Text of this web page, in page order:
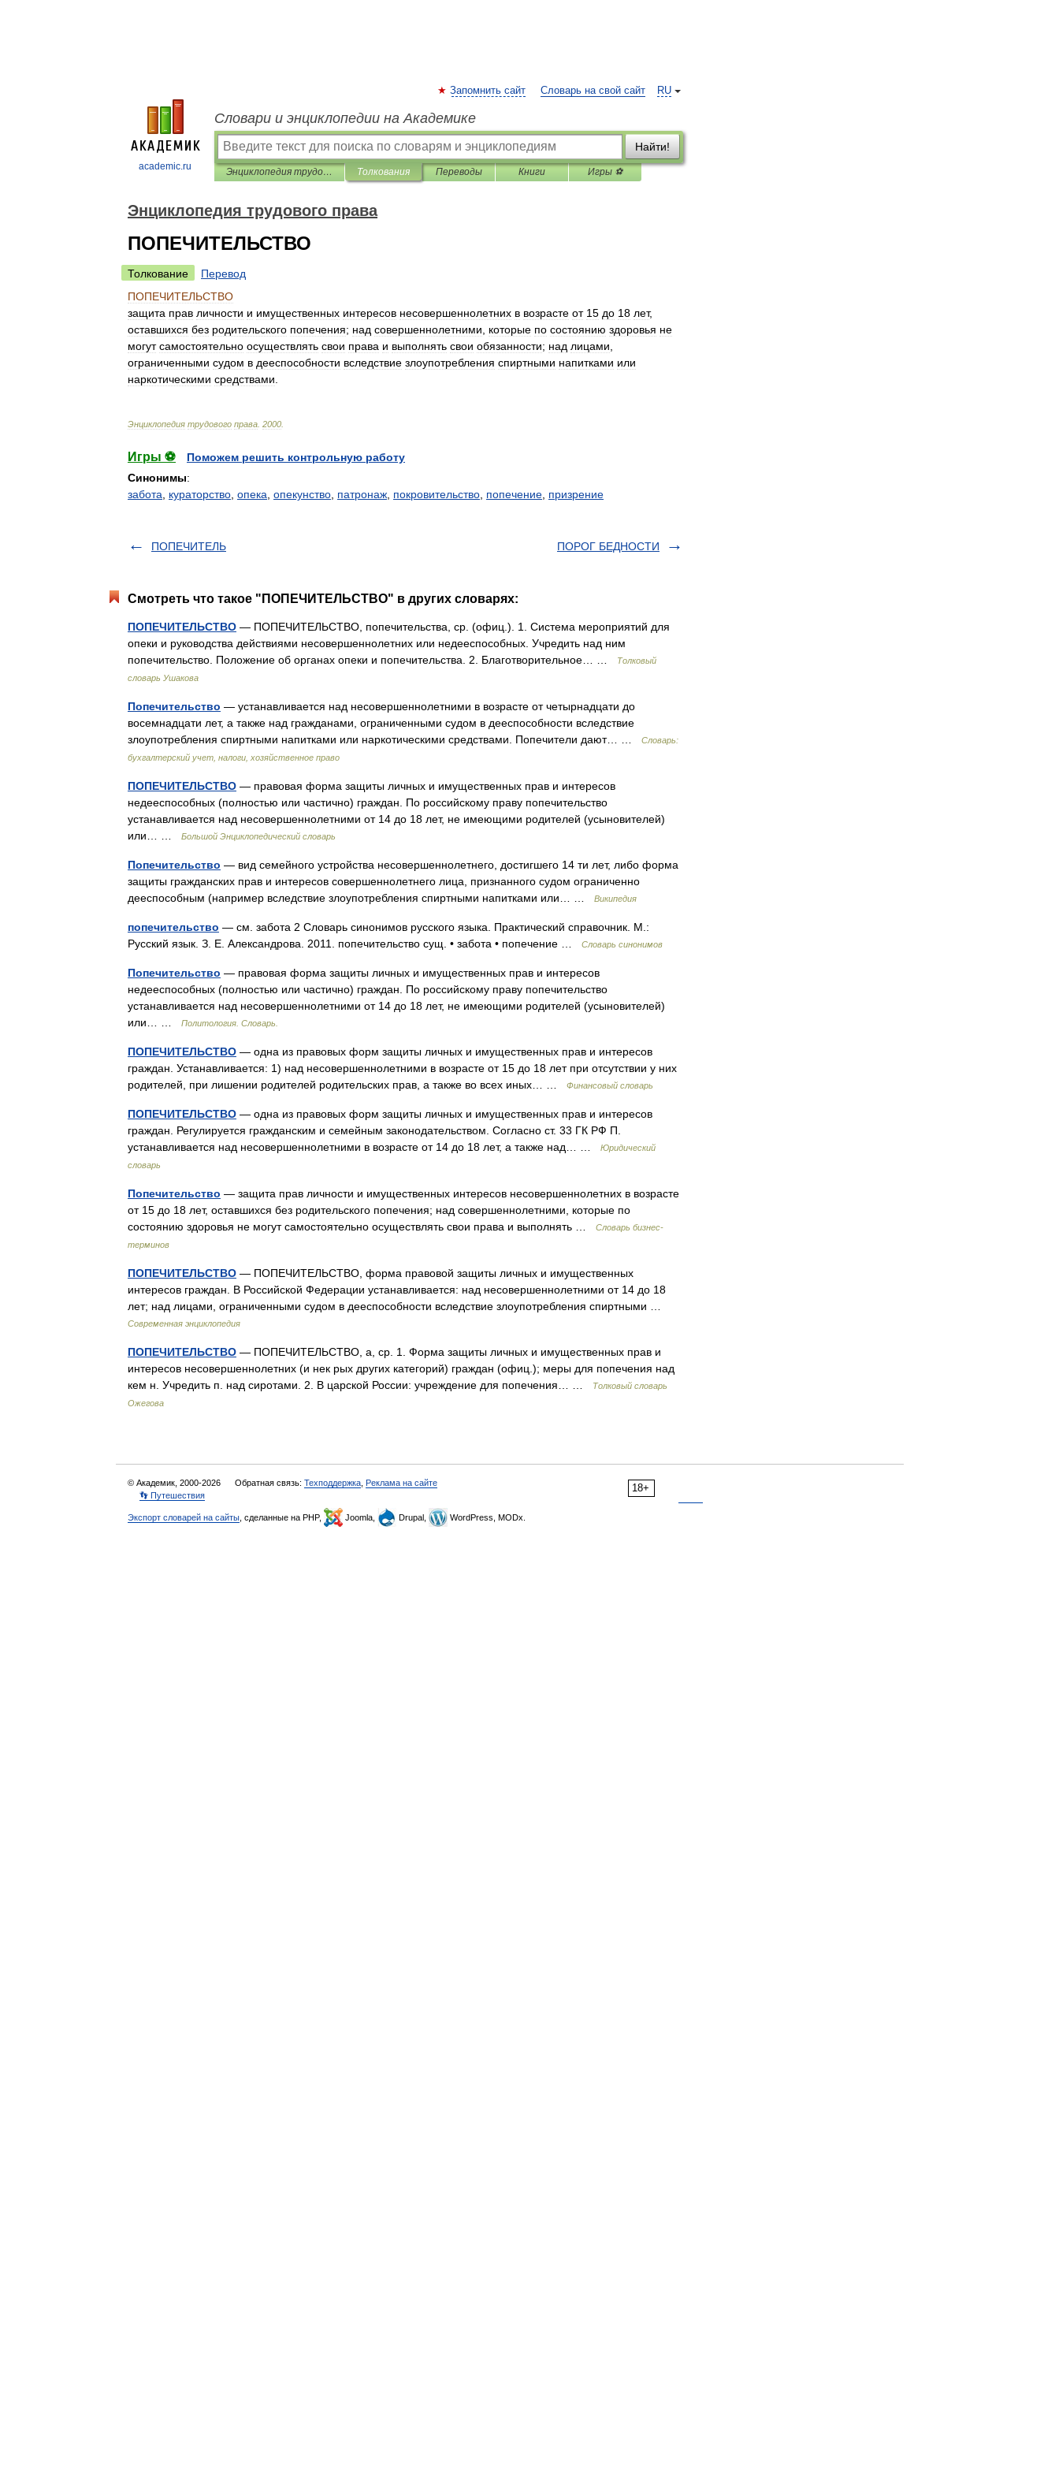
academic.ru
RU
Запомнить сайт Словарь на свой сайт
Словари и энциклопедии на Академике
Найти!
Энциклопедия трудового права Толкования Переводы Книги Игры ⚽
Энциклопедия трудового права
ПОПЕЧИТЕЛЬСТВО
Толкование
Перевод
ПОПЕЧИТЕЛЬСТВО
защита прав личности и имущественных интересов несовершеннолетних в возрасте от 15 до 18 лет,
оставшихся без родительского попечения; над совершеннолетними которые по состоянию здоровья не
могут самостоятельно осуществлять свои права и выполнять свои обязанности; над лицами
ограниченными судом в дееспособности вследствие злоупотребления спиртными напитками или
наркотическими средствами
Энциклопедия трудового права 2000
Игры ⚽
Поможем решить контрольную работу
Синонимы:
забота
кураторство опека опекунство патронаж покровительство попечение призрение
ПОПЕЧИТЕЛЬ ПОРОГ БЕДНОСТИ
Смотреть что такое "ПОПЕЧИТЕЛЬСТВО" в других словарях:
ПОПЕЧИТЕЛЬСТВО — ПОПЕЧИТЕЛЬСТВО, попечительства, ср. (офиц.). 1. Система мероприятий для
опеки и руководства действиями несовершеннолетних или недееспособных. Учредить над ним
попечительство. Положение об органах опеки и попечительства. 2. Благотворительное… …
Толковый
словарь Ушакова
Попечительство — устанавливается над несовершеннолетними в возрасте от четырнадцати до
восемнадцати лет, а также над гражданами, ограниченными судом в дееспособности вследствие
злоупотребления спиртными напитками или наркотическими средствами. Попечители дают… …
Словарь:
бухгалтерский учет, налоги, хозяйственное право
ПОПЕЧИТЕЛЬСТВО — правовая форма защиты личных и имущественных прав и интересов
недееспособных (полностью или частично) граждан. По российскому праву попечительство
устанавливается над несовершеннолетними от 14 до 18 лет, не имеющими родителей (усыновителей)
или… …
Большой Энциклопедический словарь
Попечительство — вид семейного устройства несовершеннолетнего, достигшего 14 ти лет, либо форма
защиты гражданских прав и интересов совершеннолетнего лица, признанного судом ограниченно
дееспособным (например вследствие злоупотребления спиртными напитками или… …
Википедия
попечительство — см. забота 2 Словарь синонимов русского языка. Практический справочник. М.:
Русский язык. З. Е. Александрова. 2011. попечительство сущ. • забота • попечение …
Словарь синонимов
Попечительство — правовая форма защиты личных и имущественных прав и интересов
недееспособных (полностью или частично) граждан. По российскому праву попечительство
устанавливается над несовершеннолетними от 14 до 18 лет, не имеющими родителей (усыновителей)
или… …
Политология. Словарь.
ПОПЕЧИТЕЛЬСТВО — одна из правовых форм защиты личных и имущественных прав и интересов
граждан. Устанавливается: 1) над несовершеннолетними в возрасте от 15 до 18 лет при отсутствии у них
родителей, при лишении родителей родительских прав, а также во всех иных… …
Финансовый словарь
ПОПЕЧИТЕЛЬСТВО — одна из правовых форм защиты личных и имущественных прав и интересов
граждан. Регулируется гражданским и семейным законодательством. Согласно ст. 33 ГК РФ П.
устанавливается над несовершеннолетними в возрасте от 14 до 18 лет, а также над… …
Юридический
словарь
Попечительство — защита прав личности и имущественных интересов несовершеннолетних в возрасте
от 15 до 18 лет, оставшихся без родительского попечения; над совершеннолетними, которые по
состоянию здоровья не могут самостоятельно осуществлять свои права и выполнять …
Словарь бизнес-
терминов
ПОПЕЧИТЕЛЬСТВО — ПОПЕЧИТЕЛЬСТВО, форма правовой защиты личных и имущественных
интересов граждан. В Российской Федерации устанавливается: над несовершеннолетними от 14 до 18
лет; над лицами, ограниченными судом в дееспособности вследствие злоупотребления спиртными …
Современная энциклопедия
ПОПЕЧИТЕЛЬСТВО — ПОПЕЧИТЕЛЬСТВО, а, ср. 1. Форма защиты личных и имущественных прав и
интересов несовершеннолетних (и нек рых других категорий) граждан (офиц.); меры для попечения над
кем н. Учредить п. над сиротами. 2. В царской России: учреждение для попечения… …
Толковый словарь
Ожегова
18+
© Академик, 2000-2026 Обратная связь: Техподдержка Реклама на сайте
👣 Путешествия
Экспорт словарей на сайты , сделанные на PHP, Joomla, Drupal, WordPress, MODx.